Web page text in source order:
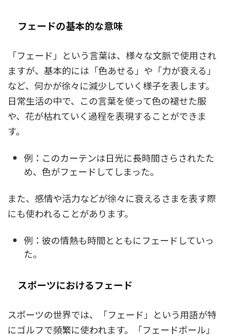
フェードの基本的な意味
「フェード」という言葉は、様々な文脈で使用され
ますが、基本的には「色あせる」や「力が衰える」
など、何かが徐々に減少していく様子を表します。
日常生活の中で、この言葉を使って色の褪せた服
や、花が枯れていく過程を表現することができま
す。
例：このカーテンは日光に長時間さらされたた
め、色がフェードしてしまった。
また、感情や活力などが徐々に衰えるさまを表す際
にも使われることがあります。
例：彼の情熱も時間とともにフェードしていっ
た。
スポーツにおけるフェード
スポーツの世界では、「フェード」という用語が特
にゴルフで頻繁に使われます。「フェードボール」